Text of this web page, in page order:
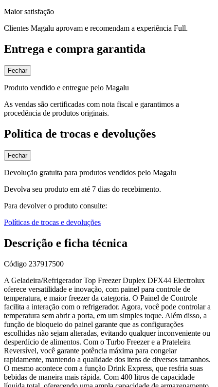
Maior satisfação
Clientes Magalu aprovam e recomendam a experiência Full.
Entrega e compra garantida
Fechar
Produto vendido e entregue pelo Magalu
As vendas são certificadas com nota fiscal e garantimos a
procedência de produtos originais.
Política de trocas e devoluções
Fechar
Devolução gratuita para produtos vendidos pelo Magalu
Devolva seu produto em até 7 dias do recebimento.
Para devolver o produto consulte:
Políticas de trocas e devoluções
Descrição e ficha técnica
Código 237917500
A Geladeira/Refrigerador Top Freezer Duplex DFX44 Electrolux
oferece versatilidade e inovação, com painel para controle de
temperatura, e maior freezer da categoria. O Painel de Controle
facilita a interação com o refrigerador. Agora, você pode controlar a
temperatura sem abrir a porta, em um simples toque. Além disso, a
função de bloqueio do painel garante que as configurações
escolhidas não sejam alteradas, evitando qualquer inconveniente ou
desperdício de alimentos. Com o Turbo Freezer e a Prateleira
Reversível, você garante potência máxima para congelar
rapidamente, mantendo a qualidade dos itens de diversos tamanhos.
O mesmo acontece com a função Drink Express, que resfria suas
bebidas de maneira mais rápida. Com 400 litros de capacidade